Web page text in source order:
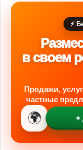
⚡
в своем
Продажи,
частные
🌍